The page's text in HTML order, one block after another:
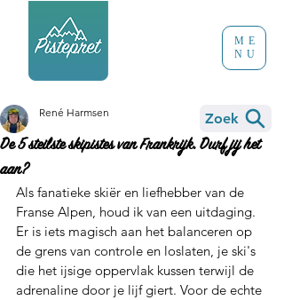
ME
NU
De 5 steilste skipistes van Frankrijk. Durf jij het
aan?
René Harmsen
Als fanatieke skiër en liefhebber van de
Franse Alpen, houd ik van een uitdaging.
Er is iets magisch aan het balanceren op
de grens van controle en loslaten, je ski's
die het ijsige oppervlak kussen terwijl de
adrenaline door je lijf giert. Voor de echte
Zoek